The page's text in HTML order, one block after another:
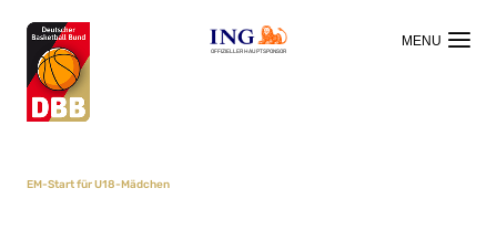
OFFIZIELLER HAUPTSPONSOR
EM-Start für U18-Mädchen